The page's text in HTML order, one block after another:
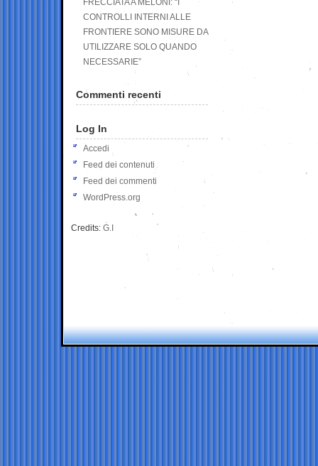
FRECCIATA A MELONI: “I
CONTROLLI INTERNI ALLE
FRONTIERE SONO MISURE DA
UTILIZZARE SOLO QUANDO
NECESSARIE”
Commenti recenti
Log In
Accedi
Feed dei contenuti
Feed dei commenti
WordPress.org
Credits: G.I